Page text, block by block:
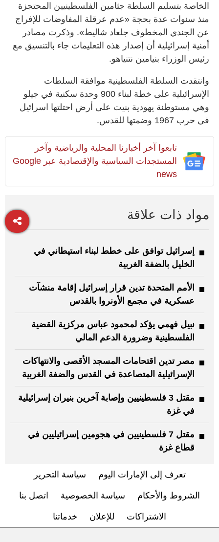
الخاصة بتسليم السلطة جثامين الفلسطينيين المحتجزة
منذ سنوات عدة بحجة «عدم عرقلة المفاوضات للإفراج
عن الجندي المخطوف جلعاد شاليط». وذكرت مصادر
أمنية إسرائيلية أن إصدار هذه التعليمات جاء بالتنسيق مع
رئيس الوزراء بنيامين نتنياهو.
وانتقدت السلطة الفلسطينية موافقة السلطات
الإسرائيلية على خطة لبناء 900 وحدة سكنية في جيلو
وهي مستوطنة يهودية بنيت على أرض احتلتها اسرائيل
في حرب 1967 وضمتها للقدس.
تابعوا آخر أخبارنا المحلية والرياضية وآخر
المستجدات السياسية والإقتصادية عبر Google
news
مواد ذات علاقة
إسرائيل توافق على خطط لبناء استيطاني في
الخليل بالضفة الغربية
الأمم المتحدة تدين قرار إسرائيل إقامة منشآت
عسكرية في مجمع الأونروا بالقدس
نبيل فهمي يؤكد لمحمود عباس مركزية القضية
الفلسطينية وضرورة الدعم المالي
مصر تدين اقتحامات المسجد الأقصى والانتهاكات
الإسرائيلية المتصاعدة في القدس والضفة الغربية
مقتل 3 فلسطينيين وإصابة آخرين بنيران إسرائيلية
في غزة
مقتل 7 فلسطينيين في هجومين إسرائيليين في
قطاع غزة
تعرف إلى الإمارات اليوم سياسة التحرير
الشروط والأحكام سياسة الخصوصية اتصل بنا
الاشتراكات للإعلان خدماتنا